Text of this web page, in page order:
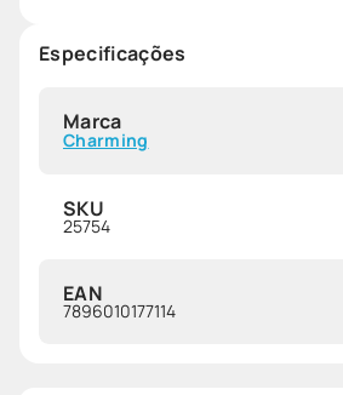
Especificações
Marca
Charming
SKU
25754
EAN
7896010177114